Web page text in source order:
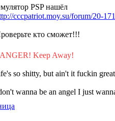
PSP нашёл
cccpatriot.moy.su/forum/20-
кто сможет!!!
Keep Away!
so shitty, but ain't it fuckin
wanna be an angel I just